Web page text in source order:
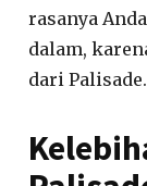
rasanya
dalam,
dari Palisade.